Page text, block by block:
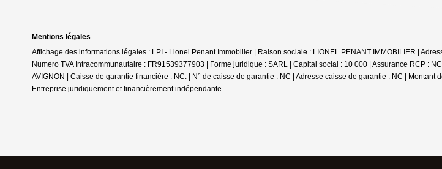
Mentions légales
Affichage des informations légales : LPI - Lionel Penant Immobilier | Raison sociale : LIONEL PENANT IMMOBILIER |
Numero TVA Intracommunautaire : FR91539377903 | Forme juridique : SARL | Capital social : 10 000 | Assurance RCP : NC
AVIGNON | Caisse de garantie financière : NC. | N° de caisse de garantie : NC | Adresse caisse de garantie : NC |
Entreprise juridiquement et financièrement indépendante